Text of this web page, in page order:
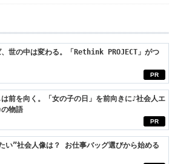
PR
世の中は変わる。「Rethink PROJECT」がつ
PR
前を向く。「女の子の日」を前向きに♪社会人エ
物語
い”社会人像は？ お仕事バッグ選びから始める